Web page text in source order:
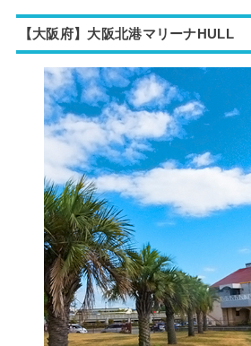
【大阪府】大阪北港マリーナHULL